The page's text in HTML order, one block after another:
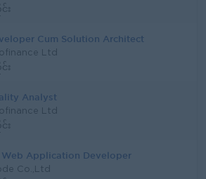
း
Cum Solution Architect
Ltd
း
Analyst
Ltd
း
Web Application Developer
Co.,Ltd